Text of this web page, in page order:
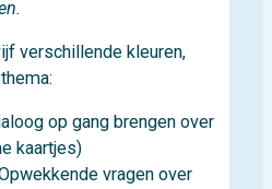
verschillende kleuren,
op gang brengen over
kaartjes)
vragen over